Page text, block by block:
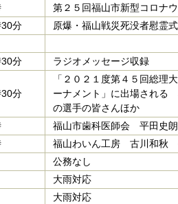
第２５回福山市新型コロナ
分
原爆・福山戦災死没者慰霊式
分 ラジオメッセージ収録
分
「２０２１度第４５回総理
ーナメント」に出場される
の選手の皆さんほか
福山市歯科医師会 平田史
福山わいん工房 古川和秋
公務なし
大雨対応
大雨対応